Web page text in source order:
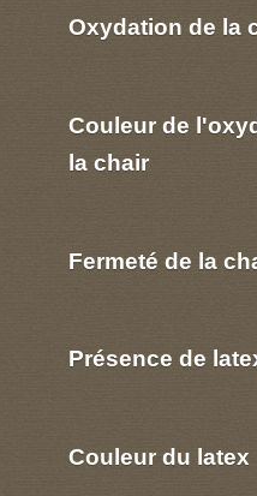
Oxydation de la
Couleur de
la chair
Fermeté de la
Présence de
Couleur du latex